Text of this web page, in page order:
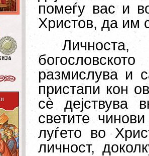
помеѓу вас и
Христов, да им
размислува и
пристапи кон
сѐ дејствува
светите
луѓето во
личност,